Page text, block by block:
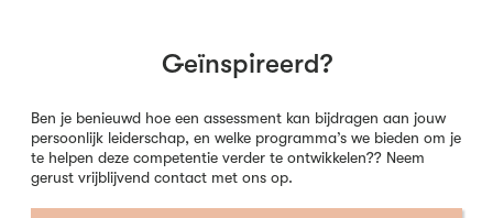
Geïnspireerd?
Ben je benieuwd hoe een assessment kan bijdragen aan jouw
persoonlijk leiderschap, en welke programma’s we bieden om je
te helpen deze competentie verder te ontwikkelen?? Neem
gerust vrijblijvend contact met ons op.